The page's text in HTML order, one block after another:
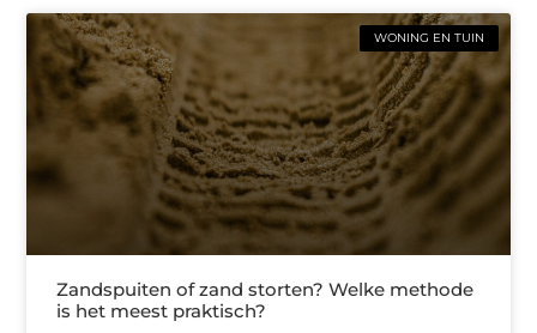
WONING EN TUIN
Zandspuiten of zand storten? Welke methode
is het meest praktisch?